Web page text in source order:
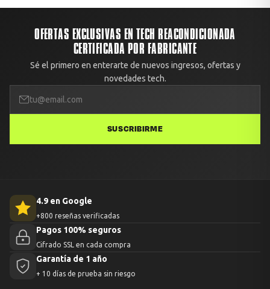
OFERTAS EXCLUSIVAS EN TECH REACONDICIONADA
CERTIFICADA POR FABRICANTE
Sé el primero en enterarte de nuevos ingresos, ofertas y
novedades tech.
SUSCRIBIRME
4.9 en Google
+800 reseñas verificadas
Pagos 100% seguros
Cifrado SSL en cada compra
Garantía de 1 año
+ 10 días de prueba sin riesgo